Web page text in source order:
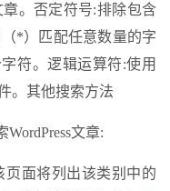
。否定符号:排除包含
*）匹配任意数量的字
符。逻辑运算符:使用
。其他搜索方法
文章:
面将列出该类别中的